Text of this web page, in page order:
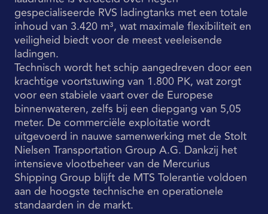
gespecialiseerde RVS ladingtanks met een totale
inhoud van 3.420 m³, wat maximale flexibiliteit en
veiligheid biedt voor de meest veeleisende
ladingen.
Technisch wordt het schip aangedreven door een
krachtige voortstuwing van 1.800 PK, wat zorgt
voor een stabiele vaart over de Europese
binnenwateren, zelfs bij een diepgang van 5,05
meter. De commerciële exploitatie wordt
uitgevoerd in nauwe samenwerking met de Stolt
Nielsen Transportation Group A.G. Dankzij het
intensieve vlootbeheer van de Mercurius
Shipping Group blijft de MTS Tolerantie voldoen
aan de hoogste technische en operationele
standaarden in de markt.